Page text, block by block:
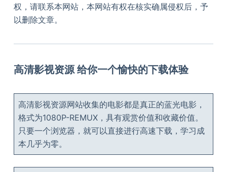
权，请联系本网站，本网站有权在核实确属侵权后，予
以删除文章。
高清影视资源 给你一个愉快的下载体验
高清影视资源网站收集的电影都是真正的蓝光电影，
格式为1080P-REMUX，具有观赏价值和收藏价值。
只要一个浏览器，就可以直接进行高速下载，学习成
本几乎为零。